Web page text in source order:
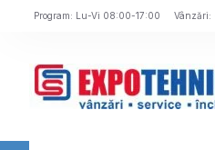
Program: Lu-Vi 08:00-17:00 Vânzări: